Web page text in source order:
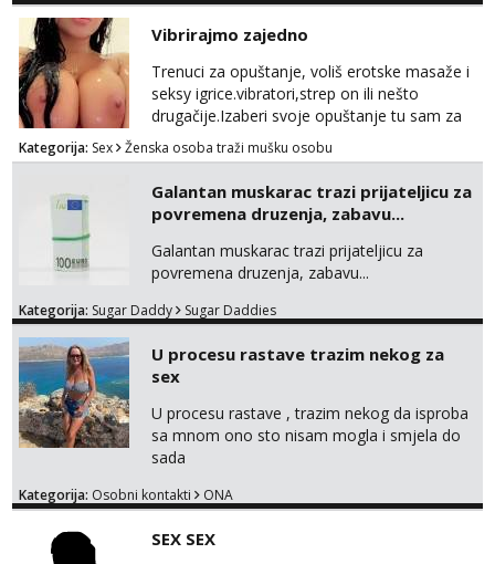
Vibrirajmo zajedno
Trenuci za opuštanje, voliš erotske masaže i
seksy igrice.vibratori,strep on ili nešto
drugačije.Izaberi svoje opuštanje tu sam za
tebe.sve info na mob 095/762-8147
Kategorija: Sex Ženska osoba traži mušku osobu
Galantan muskarac trazi prijateljicu za
povremena druzenja, zabavu...
Galantan muskarac trazi prijateljicu za
povremena druzenja, zabavu...
Kategorija: Sugar Daddy Sugar Daddies
U procesu rastave trazim nekog za
sex
U procesu rastave , trazim nekog da isproba
sa mnom ono sto nisam mogla i smjela do
sada
Kategorija: Osobni kontakti ONA
SEX SEX